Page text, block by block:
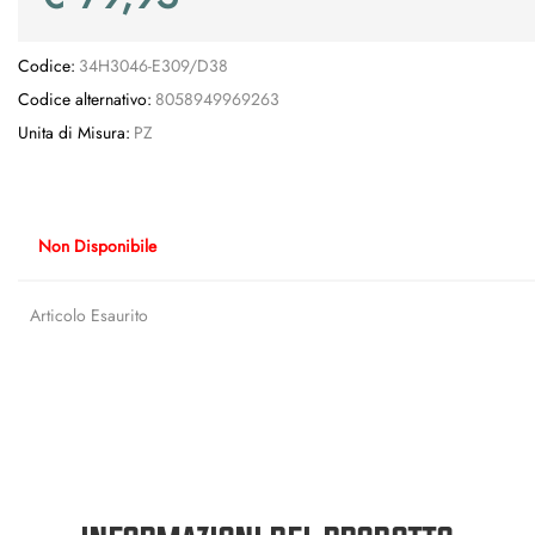
Codice: 34H3046-E309/D38
Codice alternativo: 8058949969263
Unita di Misura: PZ
Non Disponibile
Articolo Esaurito